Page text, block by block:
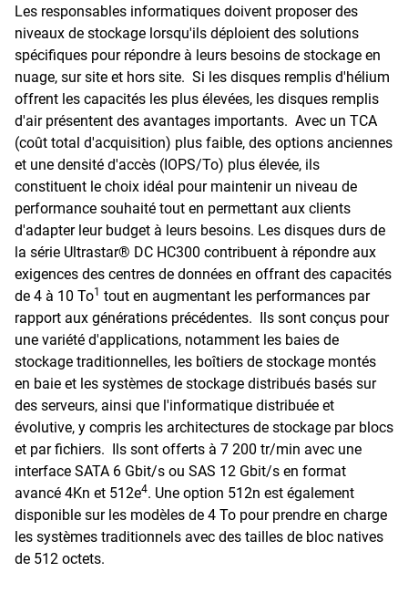
Les responsables informatiques doivent proposer des
niveaux de stockage lorsqu'ils déploient des solutions
spécifiques pour répondre à leurs besoins de stockage en
nuage, sur site et hors site. Si les disques remplis d'hélium
offrent les capacités les plus élevées, les disques remplis
d'air présentent des avantages importants. Avec un TCA
(coût total d'acquisition) plus faible, des options anciennes
et une densité d'accès (IOPS/To) plus élevée, ils
constituent le choix idéal pour maintenir un niveau de
performance souhaité tout en permettant aux clients
d'adapter leur budget à leurs besoins. Les disques durs de
la série Ultrastar® DC HC300 contribuent à répondre aux
exigences des centres de données en offrant des capacités
de 4 à 10 To1 tout en augmentant les performances par
rapport aux générations précédentes. Ils sont conçus pour
une variété d'applications, notamment les baies de
stockage traditionnelles, les boîtiers de stockage montés
en baie et les systèmes de stockage distribués basés sur
des serveurs, ainsi que l'informatique distribuée et
évolutive, y compris les architectures de stockage par blocs
et par fichiers. Ils sont offerts à 7 200 tr/min avec une
interface SATA 6 Gbit/s ou SAS 12 Gbit/s en format
avancé 4Kn et 512e4. Une option 512n est également
disponible sur les modèles de 4 To pour prendre en charge
les systèmes traditionnels avec des tailles de bloc natives
de 512 octets.